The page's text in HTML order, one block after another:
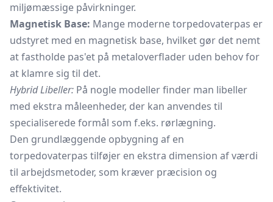
miljømæssige påvirkninger.
Magnetisk Base: Mange moderne torpedovaterpas er
udstyret med en magnetisk base, hvilket gør det nemt
at fastholde pas'et på metaloverflader uden behov for
at klamre sig til det.
Hybrid Libeller: På nogle modeller finder man libeller
med ekstra måleenheder, der kan anvendes til
specialiserede formål som f.eks. rørlægning.
Den grundlæggende opbygning af en
torpedovaterpas tilføjer en ekstra dimension af værdi
til arbejdsmetoder, som kræver præcision og
effektivitet.